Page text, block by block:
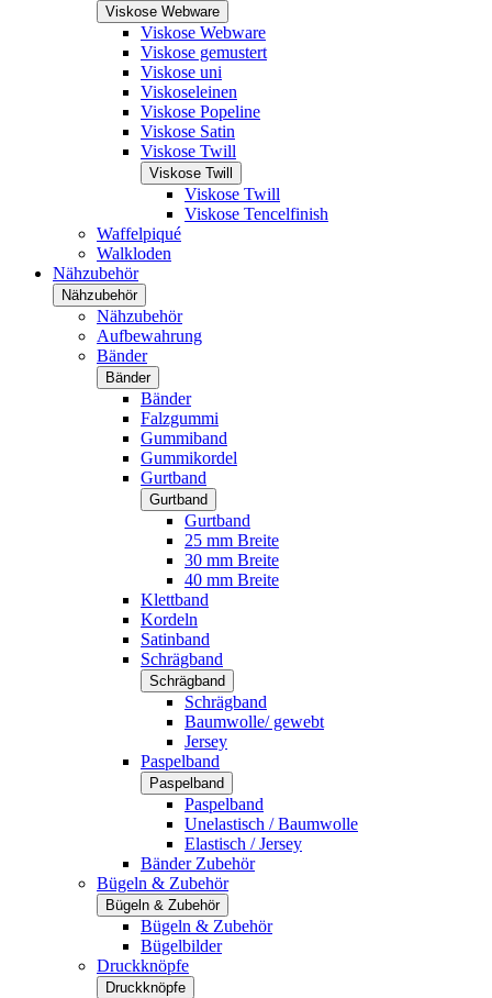
Viskose Webware
Viskose Webware
Viskose gemustert
Viskose uni
Viskoseleinen
Viskose Popeline
Viskose Satin
Viskose Twill
Viskose Twill
Viskose Twill
Viskose Tencelfinish
Waffelpiqué
Walkloden
Nähzubehör
Nähzubehör
Nähzubehör
Aufbewahrung
Bänder
Bänder
Bänder
Falzgummi
Gummiband
Gummikordel
Gurtband
Gurtband
Gurtband
25 mm Breite
30 mm Breite
40 mm Breite
Klettband
Kordeln
Satinband
Schrägband
Schrägband
Schrägband
Baumwolle/ gewebt
Jersey
Paspelband
Paspelband
Paspelband
Unelastisch / Baumwolle
Elastisch / Jersey
Bänder Zubehör
Bügeln & Zubehör
Bügeln & Zubehör
Bügeln & Zubehör
Bügelbilder
Druckknöpfe
Druckknöpfe